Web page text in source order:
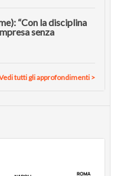
“Con la disciplina
senza
tutti gli approfondimenti >